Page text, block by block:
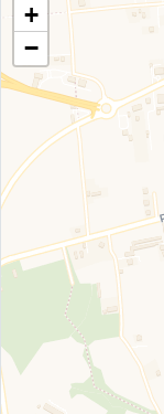
+
−